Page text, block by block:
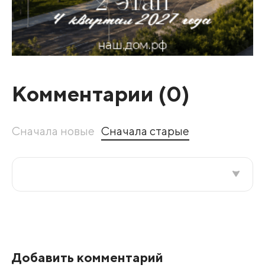
Комментарии (0)
Сначала новые Сначала старые
Добавить комментарий